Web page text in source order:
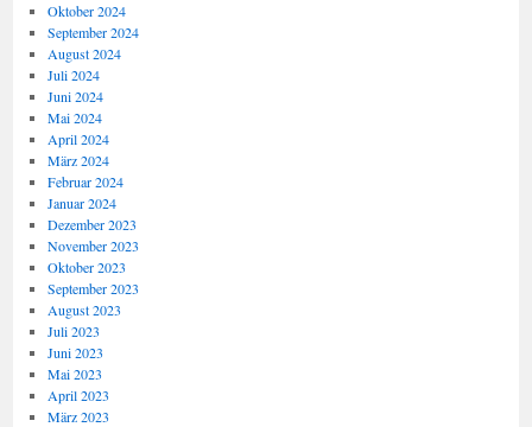
Oktober 2024
September 2024
August 2024
Juli 2024
Juni 2024
Mai 2024
April 2024
März 2024
Februar 2024
Januar 2024
Dezember 2023
November 2023
Oktober 2023
September 2023
August 2023
Juli 2023
Juni 2023
Mai 2023
April 2023
März 2023